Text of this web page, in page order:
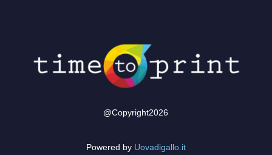
@Copyright2026
Powered by Uovadigallo.it